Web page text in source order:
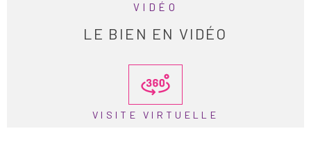
VIDÉO
LE BIEN EN VIDÉO
VISITE VIRTUELLE